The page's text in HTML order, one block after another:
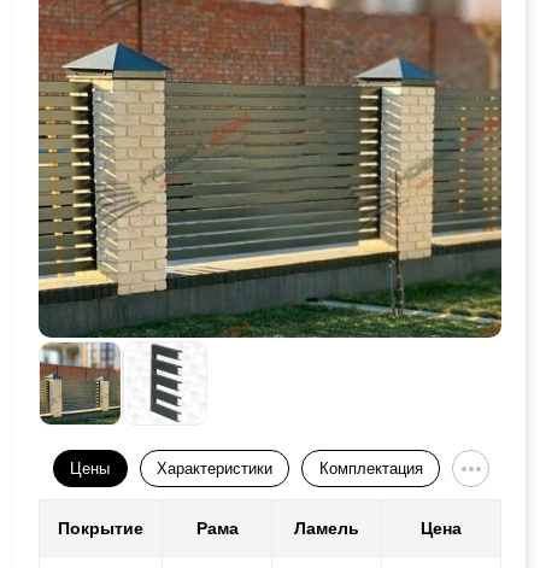
Цены Характеристики Комплектация
Покрытие Рама Ламель Цена